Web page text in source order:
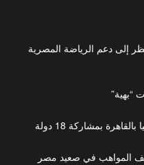
إلى دعم الرياضة المصرية
“بهية”
بمشاركة 18 دولة
المواهب في صعيد مصر